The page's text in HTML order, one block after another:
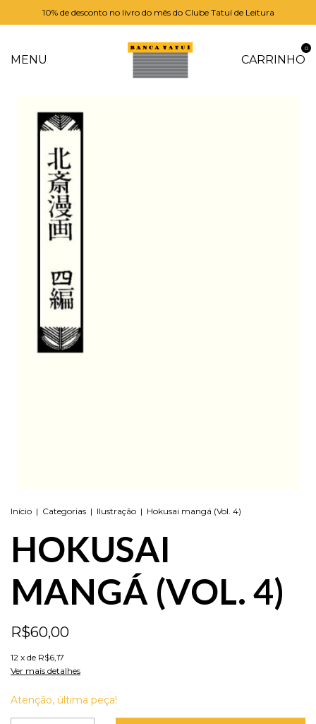
10% de desconto no livro do mês do Clube Tatuí de Leitura
MENU CARRINHO
0
Início | Categorias | Ilustração | Hokusai mangá (Vol. 4)
HOKUSAI
MANGÁ (VOL. 4)
R$60,00
12 x de R$6,17
Ver mais detalhes
Atenção, última peça!